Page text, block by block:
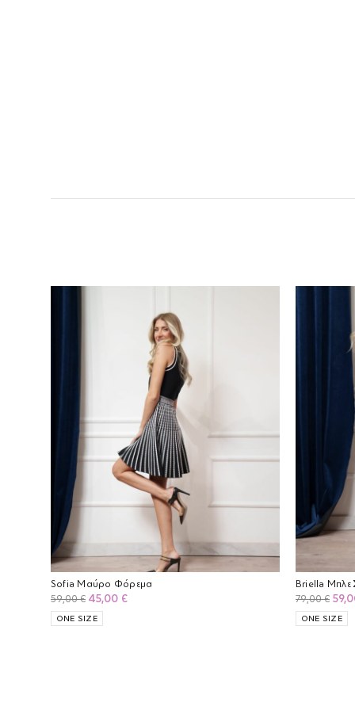
Sofia Μαύρο Φόρεμα
59,00€ Original
price
was:
45,00 €Η
ONE SIZE
Briella Μπλε
79,00€
price
was:
ONE SIZE